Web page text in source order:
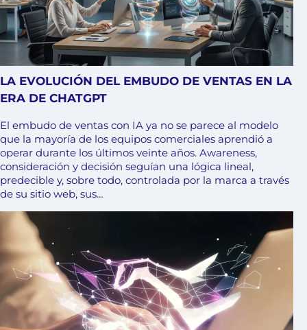
LA EVOLUCIÓN DEL EMBUDO DE VENTAS EN LA
ERA DE CHATGPT
El embudo de ventas con IA ya no se parece al modelo
que la mayoría de los equipos comerciales aprendió a
operar durante los últimos veinte años. Awareness,
consideración y decisión seguían una lógica lineal,
predecible y, sobre todo, controlada por la marca a través
de su sitio web, sus…